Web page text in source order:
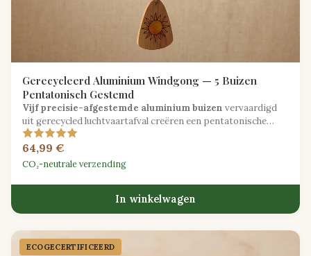
Gerecycleerd Aluminium Windgong — 5 Buizen
Pentatonisch Gestemd
Vijf precisie-afgestemde aluminium buizen vervaardigd
uit gerecycled luchtvaartafval creëren een pentatonische
windgong met kristallijne buitentonen.
64,99 €
CO₂-neutrale verzending
In winkelwagen
ECOGECER­TIFICEERD